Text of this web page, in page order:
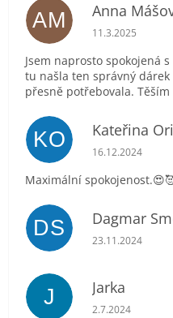
AM Anna
Hodnocení
11.3.2025
Jsem naprosto spokojená
tu našla ten správný
přesně potřebovala.
KO Kateřina
Hodnocení
16.12.2024
Maximální
DS Dagmar
Hodnocení
23.11.2024
J Jarka
Hodnocení
2.7.2024